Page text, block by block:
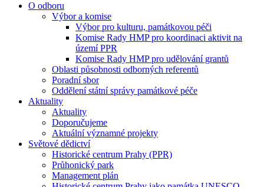
O odboru
Výbor a komise
Výbor pro kulturu, památkovou péči
Komise Rady HMP pro koordinaci aktivit na
území PPR
Komise Rady HMP pro udělování grantů
Oblasti působnosti odborných referentů
Poradní sbor
Oddělení státní správy památkové péče
Aktuality
Aktuality
Doporučujeme
Aktuální významné projekty
Světové dědictví
Historické centrum Prahy (PPR)
Průhonický park
Management plán